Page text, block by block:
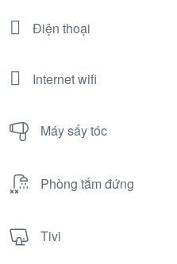
Điện thoại
Internet wifi
Máy sấy tóc
Phòng tắm đứng
Tivi